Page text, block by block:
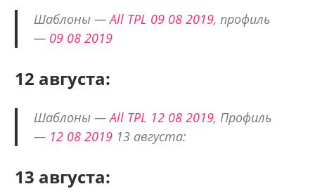
Шаблоны —All TPL 09 08 2019, профиль
— 09 08 2019
12 августа:
Шаблоны —All TPL 12 08 2019, Профиль
— 12 08 201913 августа:
13 августа: